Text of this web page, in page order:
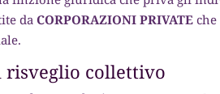
daCORPORAZIONI PRIVATE
risveglio collettivo